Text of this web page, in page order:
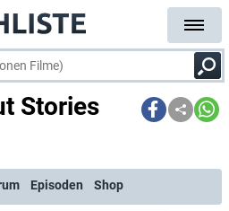
Stories
Episoden Shop